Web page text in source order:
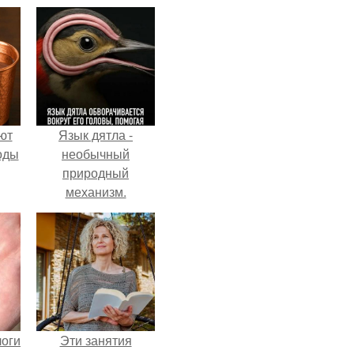
Язык дятла -
необычный
природный
механизм.
Эти занятия